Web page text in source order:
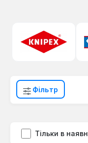
Фільтр
Тільки в